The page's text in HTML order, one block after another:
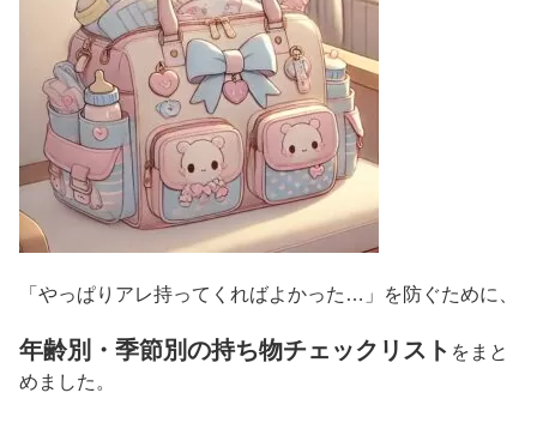
「やっぱりアレ持ってくればよかった…」を防ぐために、
年齢別・季節別の持ち物チェックリスト をまと
めました。